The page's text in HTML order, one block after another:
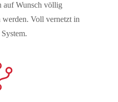
auf Wunsch völlig
werden. Voll vernetzt in